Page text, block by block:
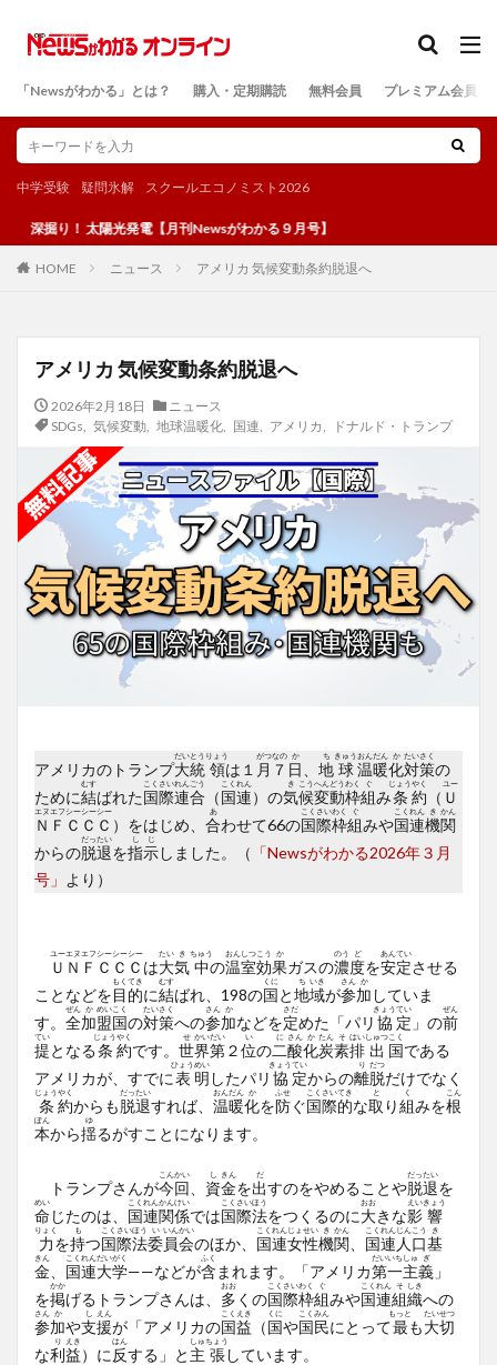
「Newsがわかる」とは？ 購入・定期購読 無料会員 プレミアム会員
中学受験 疑問氷解 スクールエコノミスト2026
！ 太陽光発電【月刊Newsがわかる９月号】
HOME ニュース アメリカ 気候変動条約脱退へ
アメリカ 気候変動条約脱退へ
2026年2月18日
ニュース
SDGs
気候変動, 地球温暖化 国連 アメリカ ドナルド・トランプ
アメリカのトランプ大
だい
統
とう
領
りょう
は１ 月
がつ
７
なの
日
か
地
ち
球
きゅう
温
おん
暖
だん
化
か
対
たい
策
さく
の
ために結
むす
ばれた国
こく
際
さい
連
れん
合
ごう
（国
こく
連
れん
）の気
き
候
こう
変
へん
動
どう
枠
わく
組
ぐ
み条
じょう
約
やく
（ Ｕ
ユー
Ｎ
エヌ
Ｆ
エフ
Ｃ
シー
Ｃ
シー
Ｃ
シー
）をはじめ、 合
あ
わせて66の国
こく
際
さい
枠
わく
組
ぐ
みや国
こく
連
れん
機
き
関
かん
からの脱
だっ
退
たい
を指
し
示
じ
しました。（ 「Newsがわかる2026年３月
号」 より）
Ｕ
ユー
Ｎ
エヌ
Ｆ
エフ
Ｃ
シー
Ｃ
シー
Ｃ
シー
は大
たい
気
き
中
ちゅう
の温
おん
室
しつ
効
こう
果
か
ガスの濃
のう
度
ど
を安
あん
定
てい
させる
ことなどを目
もく
的
てき
に結
むす
ばれ、198の国
くに
と地
ち
域
いき
が参
さん
加
か
していま
す。 全
ぜん
加
か
盟
めい
国
こく
の対
たい
策
さく
への参
さん
加
か
などを定
さだ
めた「パリ 協
きょう
定
てい
」の前
ぜん
提
てい
となる条
じょう
約
やく
です。 世
せ
界
かい
第
だい
２位
い
の二
に
酸
さん
化
か
炭
たん
素
そ
排
はい
出
しゅつ
国
こく
である
アメリカが、すでに表
ひょう
明
めい
したパリ 協
きょう
定
てい
からの離
り
脱
だつ
だけでなく
条
じょう
約
やく
からも脱
だっ
退
たい
すれば、 温
おん
暖
だん
化
か
を防
ふせ
ぐ国
こく
際
さい
的
てき
な取
と
り組
く
みを根
こん
本
ぽん
から揺
ゆ
るがすことになります。
トランプさんが今
こん
回
かい
資
し
金
きん
を出
だ
すのをやめることや脱
だっ
退
たい
を
命
めい
じたのは、 国
こく
連
れん
関
かん
係
けい
では国
こく
際
さい
法
ほう
をつくるのに大
おお
きな影
えい
響
きょう
力
りょく
を持
も
つ国
こく
際
さい
法
ほう
委
い
員
いん
会
かい
のほか、 国
こく
連
れん
女
じょ
性
せい
機
き
関
かん
国
こく
連
れん
人
じん
口
こう
基
き
金
きん
国
こく
連
れん
大
だい
学
がく
——などが含
ふく
まれます。「アメリカ第
だい
一
いち
主
しゅ
義
ぎ
」
を掲
かか
げるトランプさんは、 多
おお
くの国
こく
際
さい
枠
わく
組
ぐ
みや国
こく
連
れん
組
そ
織
しき
への
参
さん
加
か
や支
し
援
えん
が「アメリカの国
こく
益
えき
（国
くに
や国
こく
民
みん
にとって最
もっと
も大
たい
切
せつ
な利
り
益
えき
）に 反
はん
する」と 主
しゅ
張
ちょう
しています。
検索